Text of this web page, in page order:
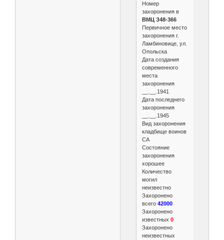
Номер
захоронения в
ВМЦ З48-366
Первичное место
захоронения г.
Ламбиновице, ул.
Опольска
Дата создания
современного
места
захоронения
__.__.1941
Дата последнего
захоронения
__.__.1945
Вид захоронения
кладбище воинов
СА
Состояние
захоронения
хорошее
Количество
могил
неизвестно
Захоронено
всего 42000
Захоронено
известных 0
Захоронено
неизвестных